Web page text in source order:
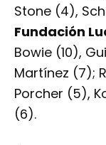
Stone (4),
Fundación
Bowie (10),
Martínez (7);
Porcher (5),
(6).